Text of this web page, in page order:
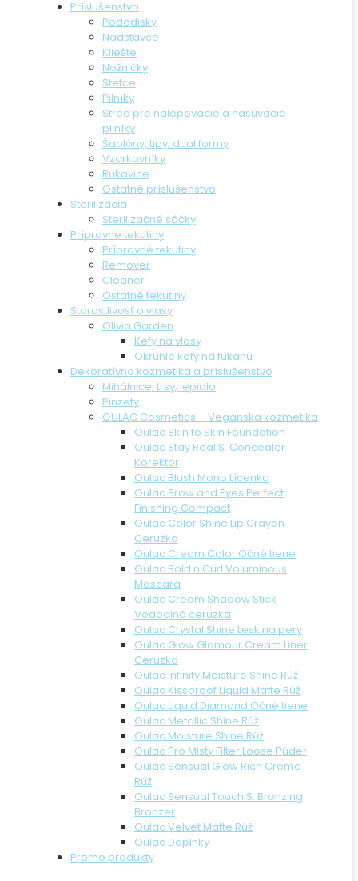
Príslušenstvo
Pododisky
Nadstavce
Kliešte
Nožničky
Štetce
Pilníky
Stred pre nalepovacie a nasúvacie
pilníky
Šablóny, tipy, dual formy
Vzorkovníky
Rukavice
Ostatné príslušenstvo
Sterilizácia
Sterilizačné sáčky
Prípravne tekutiny
Prípravné tekutiny
Remover
Cleaner
Ostatné tekutiny
Starostlivosť o vlasy
Olivia Garden
Kefy na vlasy
Okrúhle kefy na fúkanú
Dekoratívna kozmetika a príslušenstvo
Mihálnice, trsy, lepidlo
Pinzety
OULAC Cosmetics – Vegánska kozmetika
Oulac Skin to Skin Foundation
Oulac Stay Real S. Concealer
Korektor
Oulac Blush Mono Lícenka
Oulac Brow and Eyes Perfect
Finishing Compact
Oulac Color Shine Lip Crayon
Ceruzka
Oulac Cream Color Očné tiene
Oulac Bold n Curl Voluminous
Mascara
Oulac Cream Shadow Stick
Vodoolná ceruzka
Oulac Crystal Shine Lesk na pery
Oulac Glow Glamour Cream Liner
Ceruzka
Oulac Infinity Moisture Shine Rúž
Oulac Kissproof Liquid Matte Rúž
Oulac Liquid Diamond Očné tiene
Oulac Metallic Shine Rúž
Oulac Moisture Shine Rúž
Oulac Pro Misty Filter Loose Púder
Oulac Sensual Glow Rich Creme
Rúž
Oulac Sensual Touch S. Bronzing
Bronzer
Oulac Velvet Matte Rúž
Oulac Doplnky
Promo produkty